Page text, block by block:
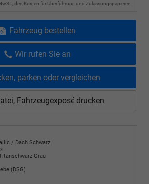
den Kosten für Überführung und Zulassungspapieren
Fahrzeug bestellen
Wir rufen Sie an
parken oder vergleichen
Fahrzeugexposé drucken
/ Dach Schwarz
Grau
(DSG)